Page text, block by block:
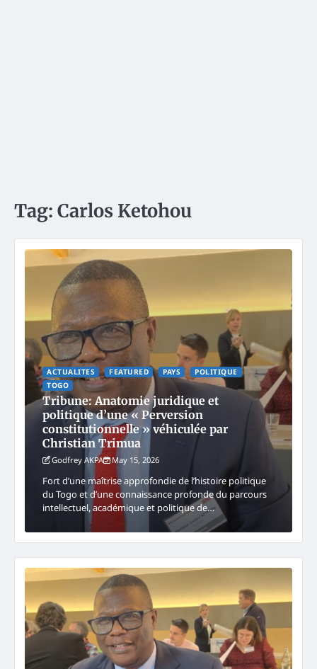
Tag: Carlos Ketohou
ACTUALITES FEATURED PAYS
POLITIQUE
TOGO
Tribune: Anatomie juridique et
politique d’une « Perversion
constitutionnelle » véhiculée par
Christian Trimua
Godfrey AKPA May 15, 2026
Fort d’une maîtrise approfondie de l’histoire politique
du Togo et d’une connaissance profonde du parcours
intellectuel, académique et politique de…